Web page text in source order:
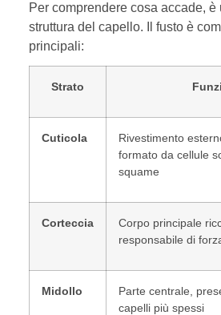
Per comprendere cosa accade,
struttura del capello. Il fusto è
principali:
Strato
Cuticola
Rivestimento
formato da cellule
squame
Corteccia
Corpo principale
responsabile di
Midollo
Parte centrale,
capelli più spessi